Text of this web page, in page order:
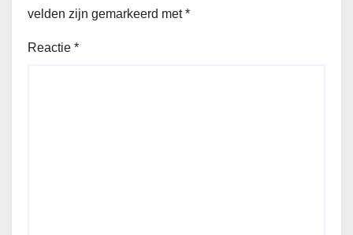
velden zijn gemarkeerd met*
Reactie *